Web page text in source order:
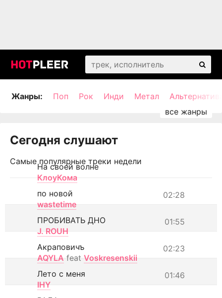
Жанры: Поп Рок Инди Метал
Сегодня слушают
Самые популярные треки недели
На своей волне
КлоуКома
02:28
по новой
wastetime
01:55
ПРОБИВАТЬ ДНО
J. ROUH
02:23
Акраповичъ
AQYLA feat Voskresenskii
01:46
Лето с меня
IHY